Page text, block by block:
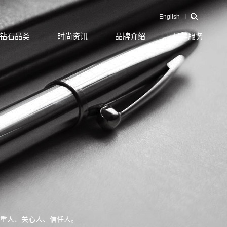
English
石品类 时尚资讯 品牌介绍 品牌服务
人、关心人、信任人。